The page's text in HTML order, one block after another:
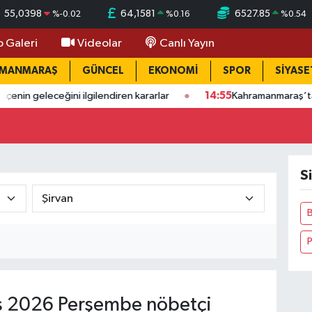
55,0398 %-0.02 64,1581 %0.16 6527.85 %0.54
Galeri Videolar Canlı Yayın
GÜNCEL EKONOMİ SPOR
ilgilendiren kararlar 14:55 Kahramanmaraş’ta feci iş
2026 Perşembe nöbetçi